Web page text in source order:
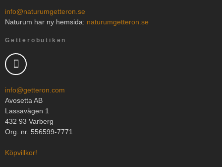
info@naturumgetteron.se
Naturum har ny hemsida: naturumgetteron.se
Getteröbutiken
info@getteron.com
Avosetta AB
Lassavägen 1
432 93 Varberg
Org. nr. 556599-7771
Köpvillkor!